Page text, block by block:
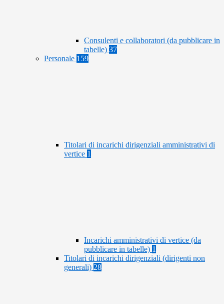
Consulenti e collaboratori (da pubblicare in
tabelle) 37
Personale 159
Titolari di incarichi dirigenziali amministrativi di
vertice 1
Incarichi amministrativi di vertice (da
pubblicare in tabelle) 1
Titolari di incarichi dirigenziali (dirigenti non
generali) 28